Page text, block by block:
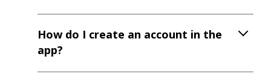
How do I create an account in the
app?